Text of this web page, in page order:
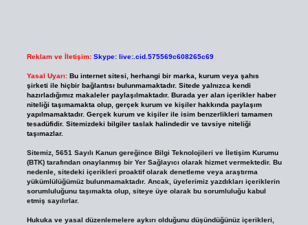
Reklam ve İletişim: Skype: live:.cid.575569c608265c69
Yasal Uyarı: Bu internet sitesi, herhangi bir marka, kurum veya şahıs
şirketi ile hiçbir bağlantısı bulunmamaktadır. Sitede yalnızca kendi
hazırladığımız makaleler paylaşılmaktadır. Burada yer alan içerikler haber
niteliği taşımamakta olup, gerçek kurum ve kişiler hakkında paylaşım
yapılmamaktadır. Gerçek kurum ve kişiler ile isim benzerlikleri tamamen
tesadüfidir. Sitemizdeki bilgiler taslak halindedir ve tavsiye niteliği
taşımazlar.
Sitemiz, 5651 Sayılı Kanun gereğince Bilgi Teknolojileri ve İletişim Kurumu
(BTK) tarafından onaylanmış bir Yer Sağlayıcı olarak hizmet vermektedir. Bu
nedenle, sitedeki içerikleri proaktif olarak denetleme veya araştırma
yükümlülüğümüz bulunmamaktadır. Ancak, üyelerimiz yazdıkları içeriklerin
sorumluluğunu taşımakta olup, siteye üye olarak bu sorumluluğu kabul
etmiş sayılırlar.
Hukuka ve yasal düzenlemelere aykırı olduğunu düşündüğünüz içerikleri,